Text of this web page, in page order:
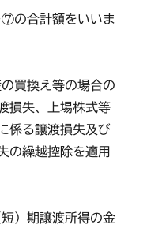
の合計額をいいま
買換え等の場合の
損失、上場株式等
係る譲渡損失及び
の繰越控除を適用
）期譲渡所得の金